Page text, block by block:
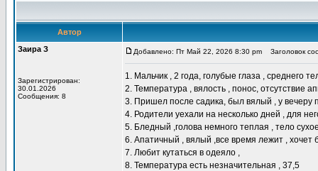
Автор
Заира З
Зарегистрирован:
30.01.2026
Сообщения: 8
Добавлено: Пт Май 22, 2026 8:30 pm Заголовок
1. Мальчик , 2 года, голубые глаза , среднего
2. Температура , вялость , понос, отсутствие
3. Пришел после садика, был вялый , у вечеру
4. Родители уехали на несколько дней , для
5. Бледный ,голова немного теплая , тело
6. Апатичный , вялый ,все время лежит , хочет
7. Любит кутаться в одеяло ,
8. Температура есть незначительная , 37,5